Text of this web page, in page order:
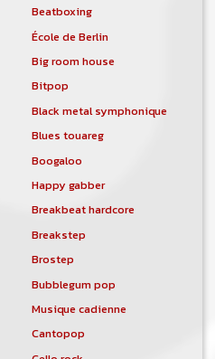
Beatboxing
École de Berlin
Big room house
Bitpop
Black metal symphonique
Blues touareg
Boogaloo
Happy gabber
Breakbeat hardcore
Breakstep
Brostep
Bubblegum pop
Musique cadienne
Cantopop